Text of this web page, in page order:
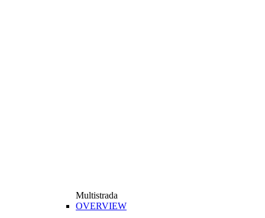
Multistrada
OVERVIEW